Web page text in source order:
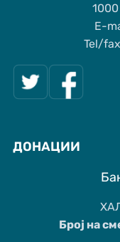
Е-
Tel/
ДОНАЦИИ
Број на